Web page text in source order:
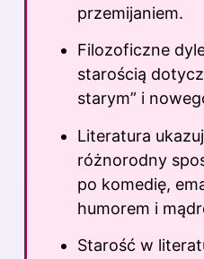
przemijaniem.
Filozoficzne
starością
starym” i
Literatura
różnorodny
po komedię,
humorem i
Starość w